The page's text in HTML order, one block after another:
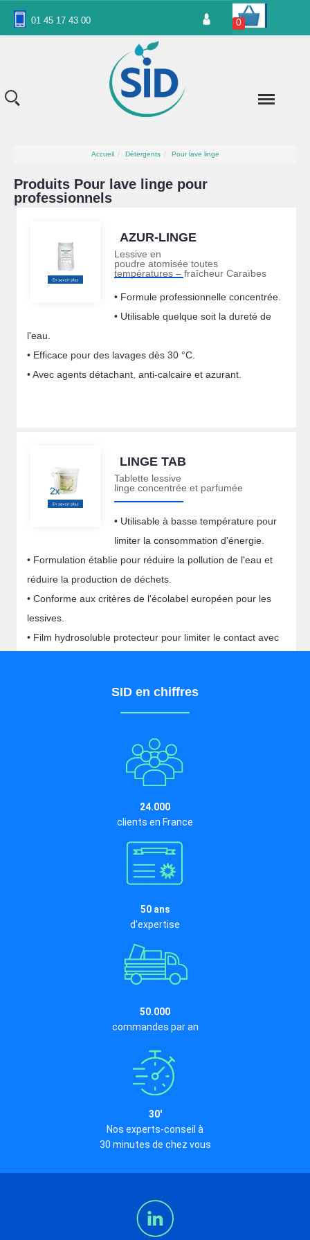
01 45 17 43 00 0
Accueil Détergents Pour lave linge
Produits Pour lave linge pour
professionnels
AZUR-LINGE
Lessive en
poudre atomisée toutes
températures – fraîcheur Caraïbes
• Formule professionnelle concentrée.
• Utilisable quelque soit la dureté de
l'eau.
• Efficace pour des lavages dès 30 °C.
• Avec agents détachant, anti-calcaire et azurant.
LINGE TAB
Tablette lessive
linge concentrée et parfumée
• Utilisable à basse température pour
limiter la consommation d'énergie.
• Formulation établie pour réduire la pollution de l'eau et
réduire la production de déchets.
• Conforme aux critères de l'écolabel européen pour les
lessives.
• Film hydrosoluble protecteur pour limiter le contact avec
SID en chiffres
24.000
clients en France
50 ans
d'expertise
50.000
commandes par an
30'
Nos experts-conseil à
30 minutes de chez vous